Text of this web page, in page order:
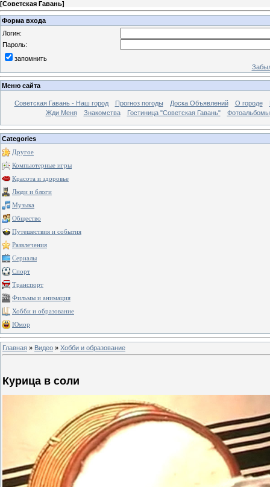
[Советская Гавань]
Форма входа
Логин:
Пароль:
запомнить
Меню сайта
Советская Гавань - Наш город Прогноз погоды Доска Объявлений О городе
Жди Меня
Знакомства Гостиница "Советская Гавань" Фотоальбомы
Categories
Другое
Компьютерные игры
Красота и здоровье
Люди и блоги
Музыка
Общество
Путешествия и события
Развлечения
Сериалы
Спорт
Транспорт
Фильмы и анимация
Хобби и образование
Юмор
Главная » Видео » Хобби и образование
Курица в соли